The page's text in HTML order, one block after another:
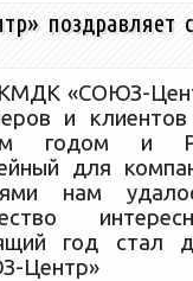
поздравляет
«СОЮЗ-
и
годом и
для
нам
год
Центр»